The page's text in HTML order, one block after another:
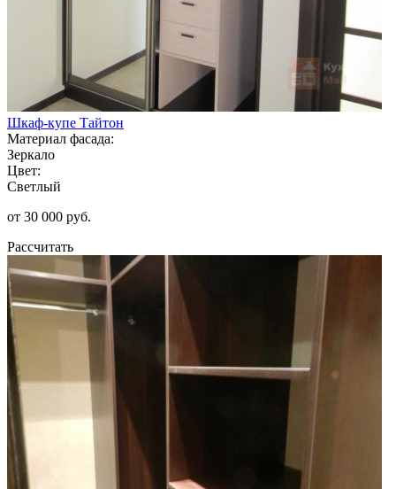
Шкаф-купе Тайтон
Материал фасада:
Зеркало
Цвет:
Светлый
от 30 000 руб.
Рассчитать